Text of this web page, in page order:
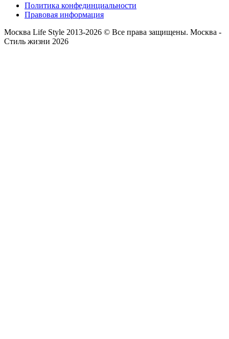
Политика конфединциальности
Правовая информация
Москва Life Style 2013-2026 © Все права защищены. Москва -
Стиль жизни 2026